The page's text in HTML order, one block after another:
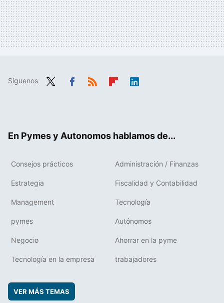
Síguenos
En Pymes y Autonomos hablamos de...
Consejos prácticos Administración / Finanzas
Estrategia Fiscalidad y Contabilidad
Management Tecnología
pymes Autónomos
Negocio Ahorrar en la pyme
Tecnología en la empresa trabajadores
VER MÁS TEMAS